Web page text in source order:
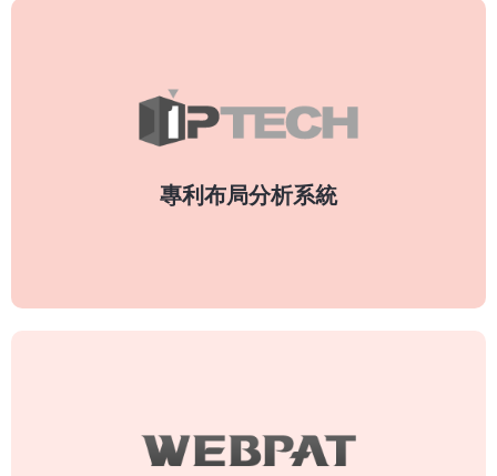
專利布局分析系統
由專家協助優化系統功能及UI介面，致力於節省專
利分析所需時間，中間過程無須額外後製加工，分
新穎公司自主建置營運全球前四大專利資料庫，收
錄逾100個國家、超過1.8億筆專利資料，更新頻率